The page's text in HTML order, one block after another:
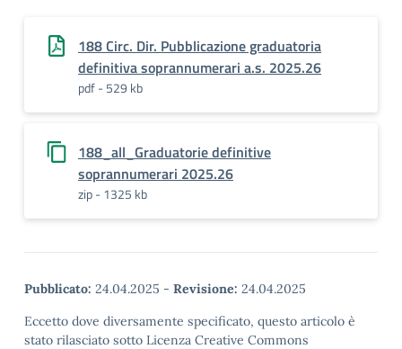
188 Circ. Dir. Pubblicazione graduatoria
definitiva soprannumerari a.s. 2025.26
pdf - 529 kb
188_all_Graduatorie definitive
soprannumerari 2025.26
zip - 1325 kb
Pubblicato: 24.04.2025 - Revisione: 24.04.2025
Eccetto dove diversamente specificato, questo articolo è
stato rilasciato sotto Licenza Creative Commons